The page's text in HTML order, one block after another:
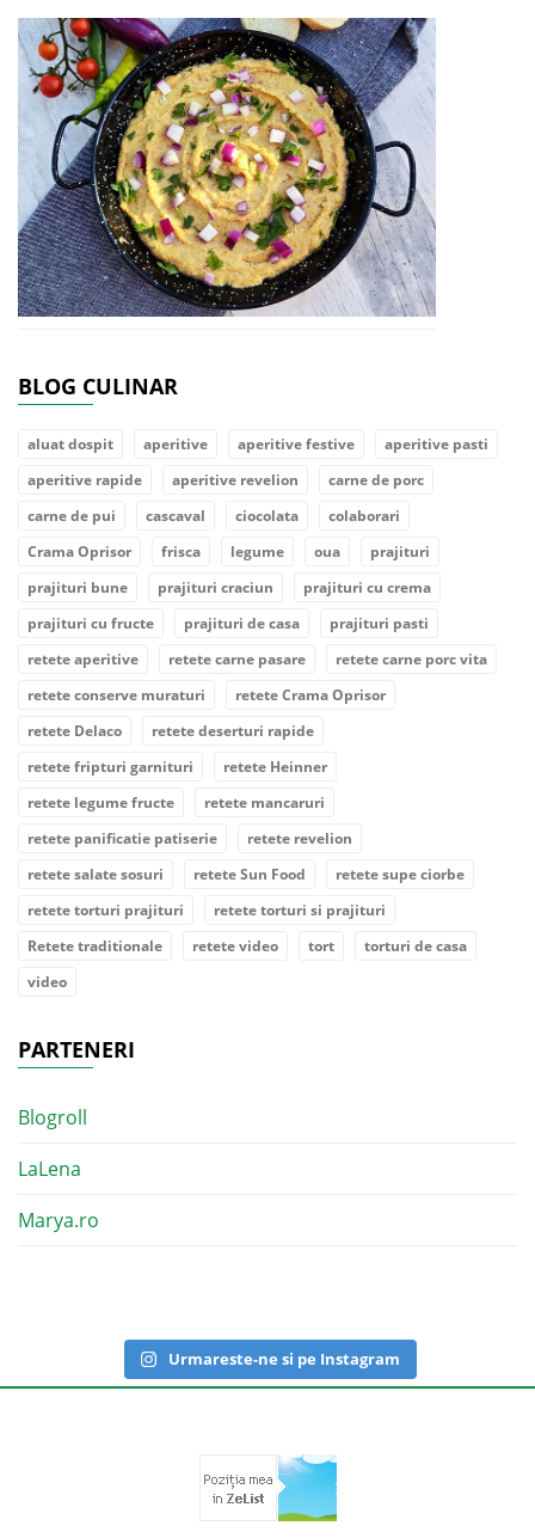
BLOG CULINAR
aluat dospit aperitive aperitive festive
aperitive pasti
aperitive rapide
aperitive revelion
carne de porc
carne de pui
cascaval ciocolata
colaborari
Crama Oprisor
frisca legume oua
prajituri
prajituri bune
prajituri craciun
prajituri cu crema
prajituri cu fructe
prajituri de casa
prajituri pasti
retete aperitive
retete carne pasare
retete carne porc vita
retete conserve muraturi
retete Crama Oprisor
retete Delaco
retete deserturi rapide
retete fripturi garnituri
retete Heinner
retete legume fructe
retete mancaruri
retete panificatie patiserie
retete revelion
retete salate sosuri
retete Sun Food
retete supe ciorbe
retete torturi prajituri
retete torturi si prajituri
Retete traditionale
retete video tort
torturi de casa
video
PARTENERI
Blogroll
LaLena
Marya.ro
Urmareste-ne si pe Instagram